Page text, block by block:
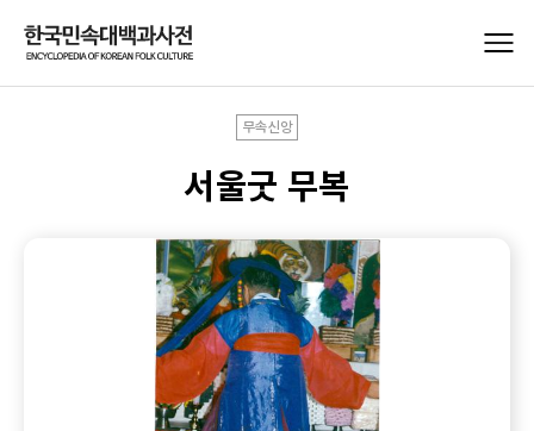
무속신앙
서울굿 무복